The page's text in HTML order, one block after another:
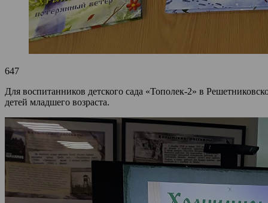
647
Для воспитанников детского сада «Тополек-2» в
детей младшего возраста.